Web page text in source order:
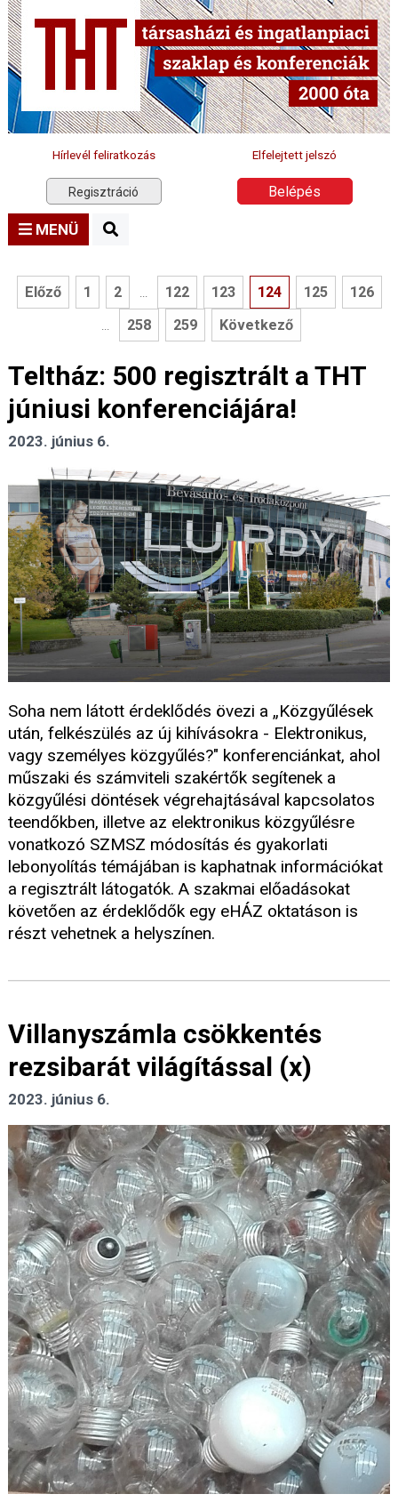
Hírlevél feliratkozás Elfelejtett jelszó
Regisztráció Belépés
MENÜ
Előző 1 2 ... 122 123 124 125 126
... 258 259 Következő
Teltház: 500 regisztrált a THT
júniusi konferenciájára!
2023. június 6.
Soha nem látott érdeklődés övezi a „Közgyűlések
után, felkészülés az új kihívásokra - Elektronikus,
vagy személyes közgyűlés?" konferenciánkat, ahol
műszaki és számviteli szakértők segítenek a
közgyűlési döntések végrehajtásával kapcsolatos
teendőkben, illetve az elektronikus közgyűlésre
vonatkozó SZMSZ módosítás és gyakorlati
lebonyolítás témájában is kaphatnak információkat
a regisztrált látogatók. A szakmai előadásokat
követően az érdeklődők egy eHÁZ oktatáson is
részt vehetnek a helyszínen.
Villanyszámla csökkentés
rezsibarát világítással (x)
2023. június 6.